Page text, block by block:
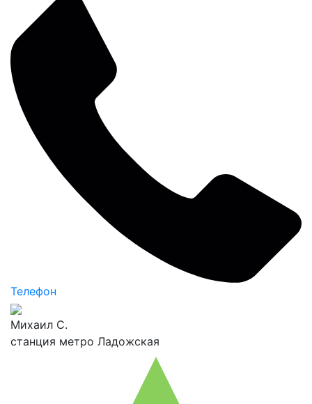
Телефон
Михаил С.
станция метро Ладожская